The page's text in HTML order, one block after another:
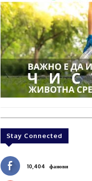
Stay Connected
10,404 фанови